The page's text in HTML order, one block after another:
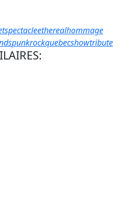
etherealhommage
punkrockquebecshowtribute